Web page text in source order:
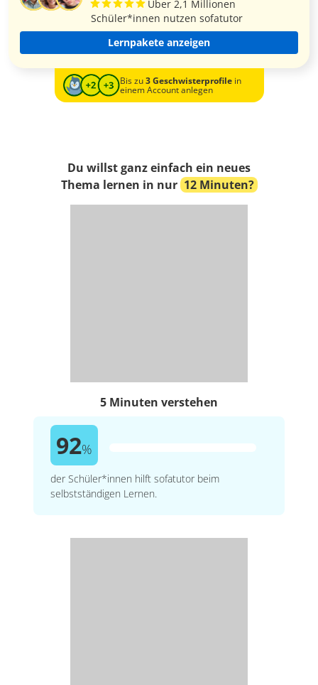
Über 2,1 Millionen
Schüler*innen nutzen sofatutor
Lernpakete anzeigen
Bis zu3 Geschwisterprofilein
einem Account anlegen
Du willst ganz einfach ein neues
Thema lernen in nur 12 Minuten?
5 Minuten verstehen
92%
der Schüler*innen hilft sofatutor beim
selbstständigen Lernen.